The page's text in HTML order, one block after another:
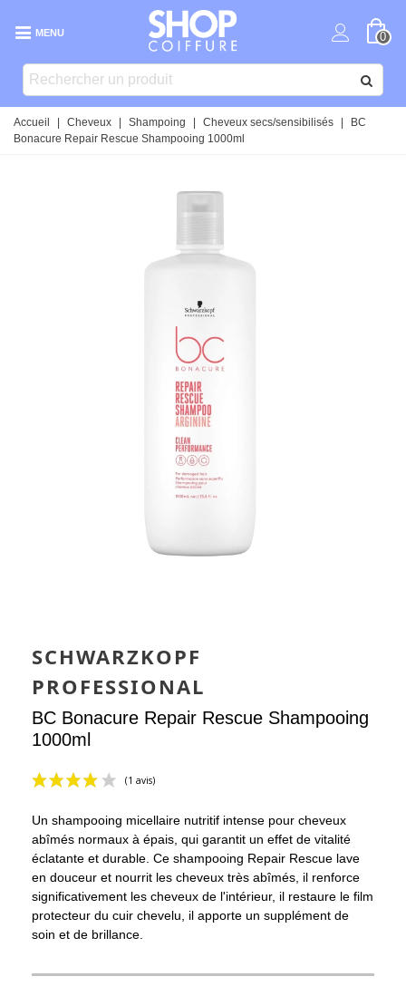
MENU 0
Accueil Cheveux Shampoing Cheveux secs/sensibilisés
BC
Bonacure Repair Rescue Shampooing 1000ml
SCHWARZKOPF
PROFESSIONAL
BC Bonacure Repair Rescue Shampooing
1000ml
(1 avis)
Un shampooing micellaire nutritif intense pour cheveux
abîmés normaux à épais, qui garantit un effet de vitalité
éclatante et durable. Ce shampooing Repair Rescue lave
en douceur et nourrit les cheveux très abîmés, il renforce
significativement les cheveux de l'intérieur, il restaure le film
protecteur du cuir chevelu, il apporte un supplément de
soin et de brillance.